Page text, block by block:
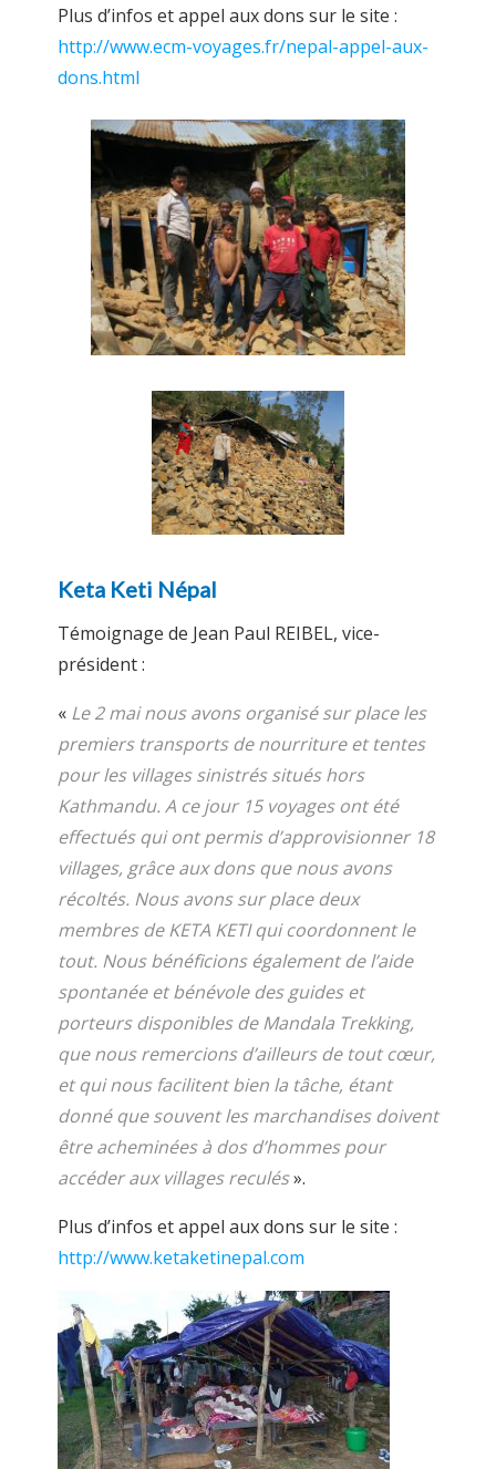
Plus d’infos et appel aux dons sur le site :
http://www.ecm-voyages.fr/nepal-appel-aux-
dons.html
Keta Keti Népal
Témoignage de Jean Paul REIBEL, vice-
président :
« Le 2 mai nous avons organisé sur place les
premiers transports de nourriture et tentes
pour les villages sinistrés situés hors
Kathmandu. A ce jour 15 voyages ont été
effectués qui ont permis d’approvisionner 18
villages, grâce aux dons que nous avons
récoltés. Nous avons sur place deux
membres de KETA KETI qui coordonnent le
tout. Nous bénéficions également de l’aide
spontanée et bénévole des guides et
porteurs disponibles de Mandala Trekking,
que nous remercions d’ailleurs de tout cœur,
et qui nous facilitent bien la tâche, étant
donné que souvent les marchandises doivent
être acheminées à dos d’hommes pour
accéder aux villages reculés».
Plus d’infos et appel aux dons sur le site :
http://www.ketaketinepal.com